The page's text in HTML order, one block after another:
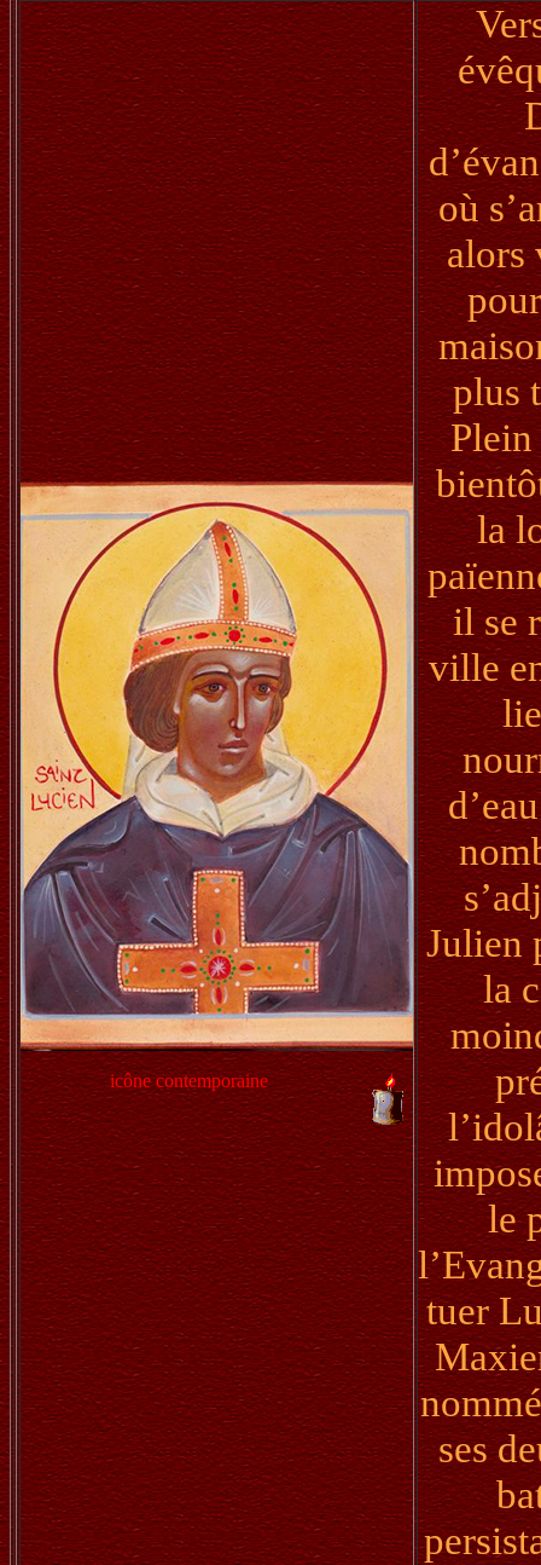
icône contemporaine
où
alors
plus
Plein
la
il se
ville
Julien
la
le
tuer
ses